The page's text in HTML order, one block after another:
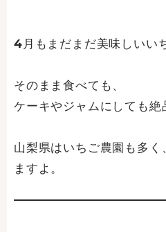
4月もまだまだ美味しいい
そのまま食べても、
ケーキやジャムにしても絶
山梨県はいちご農園も多
ますよ。